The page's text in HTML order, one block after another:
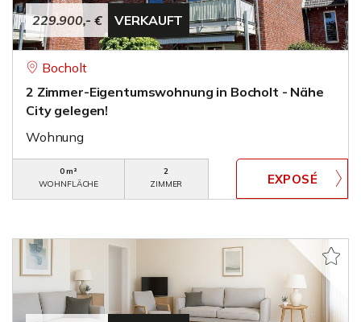
229.900,- € VERKAUFT
Bocholt
2 Zimmer-Eigentumswohnung in Bocholt - Nähe
City gelegen!
Wohnung
0 m²
WOHNFLÄCHE
2
ZIMMER